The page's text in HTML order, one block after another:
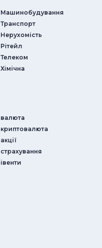
Машинобудування
Транспорт
Нерухомість
Рітейл
Телеком
Хімічна
валюта
криптовалюта
акції
страхування
iвенти